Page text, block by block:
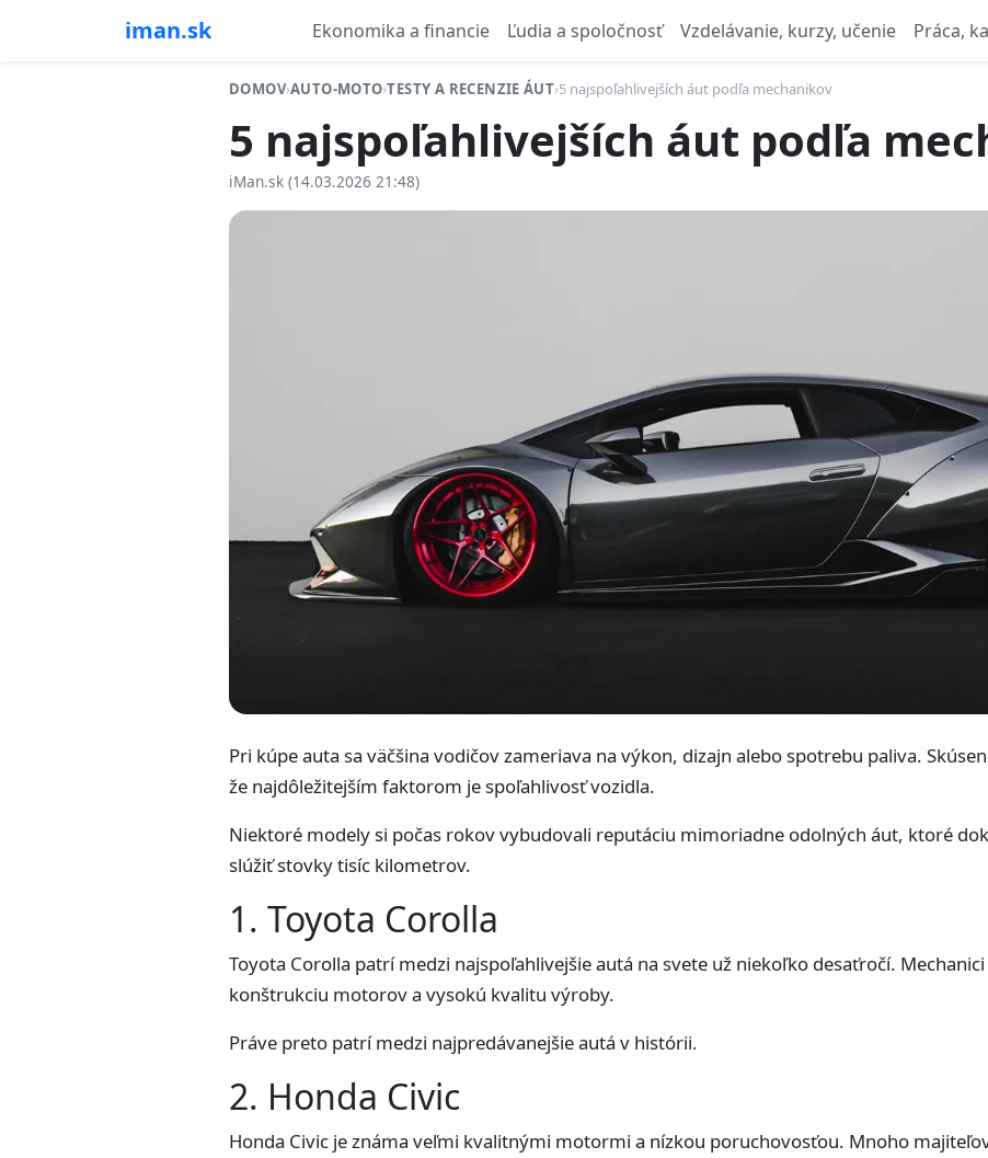
iman.sk Ekonomika a financie Ľudia a spoločnosť Vzdelávanie, kurzy, učenie Práca,
DOMOV›AUTO-MOTO›TESTY A RECENZIE ÁUT›5 najspoľahlivejších áut podľa mechanikov
5 najspoľahlivejších áut podľa
iMan.sk (14.03.2026 21:48)
Pri kúpe auta sa väčšina vodičov zameriava na výkon, dizajn alebo spotrebu paliva.
že najdôležitejším faktorom je spoľahlivosť vozidla.
Niektoré modely si počas rokov vybudovali reputáciu mimoriadne odolných áut, ktoré
slúžiť stovky tisíc kilometrov.
1. Toyota Corolla
Toyota Corolla patrí medzi najspoľahlivejšie autá na svete už niekoľko desaťročí.
konštrukciu motorov a vysokú kvalitu výroby.
Práve preto patrí medzi najpredávanejšie autá v histórii.
2. Honda Civic
Honda Civic je známa veľmi kvalitnými motormi a nízkou poruchovosťou. Mnoho